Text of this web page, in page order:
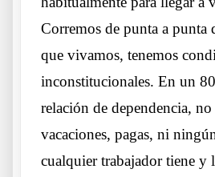
Corremos de punta a punta
que vivamos, tenemos
inconstitucionales. En un
relación de dependencia,
vacaciones, pagas, ni
cualquier trabajador tiene y